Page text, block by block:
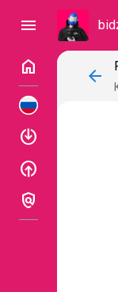
menu
home
enable
enable
policy
arrow_back